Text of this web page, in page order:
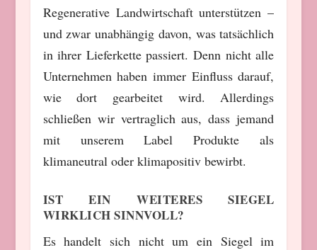
Regenerative Landwirtschaft unterstützen –
und zwar unabhängig davon, was tatsächlich
in ihrer Lieferkette passiert. Denn nicht alle
Unternehmen haben immer Einfluss darauf,
wie dort gearbeitet wird. Allerdings
schließen wir vertraglich aus, dass jemand
mit unserem Label Produkte als
klimaneutral oder klimapositiv bewirbt.
IST EIN WEITERES SIEGEL
WIRKLICH SINNVOLL?
Es handelt sich nicht um ein Siegel im